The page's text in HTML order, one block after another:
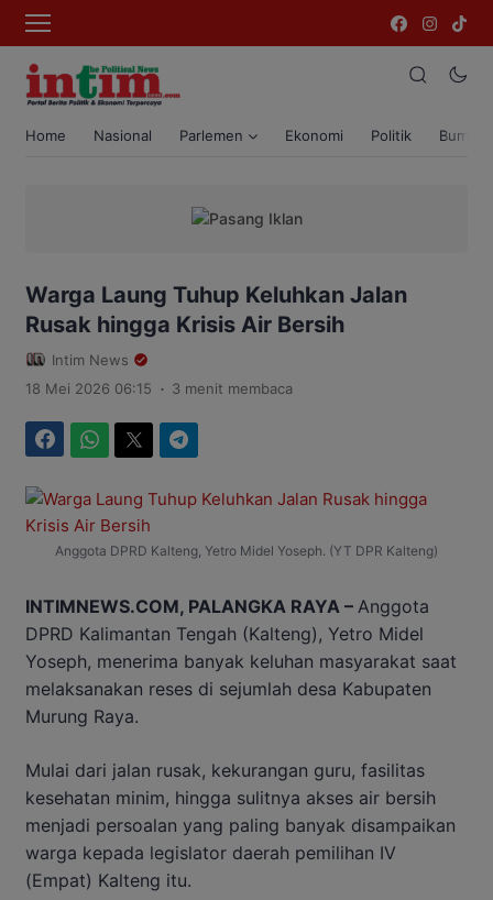
Home Nasional Parlemen Ekonomi Politik Bumi
Warga Laung Tuhup Keluhkan Jalan
Rusak hingga Krisis Air Bersih
Intim News
18 Mei 2026 06:15 . 3 menit membaca
Anggota DPRD Kalteng, Yetro Midel Yoseph. (YT DPR Kalteng)
INTIMNEWS.COM, PALANGKA RAYA – Anggota
DPRD Kalimantan Tengah (Kalteng), Yetro Midel
Yoseph, menerima banyak keluhan masyarakat saat
melaksanakan reses di sejumlah desa Kabupaten
Murung Raya.
Mulai dari jalan rusak, kekurangan guru, fasilitas
kesehatan minim, hingga sulitnya akses air bersih
menjadi persoalan yang paling banyak disampaikan
warga kepada legislator daerah pemilihan IV
(Empat) Kalteng itu.